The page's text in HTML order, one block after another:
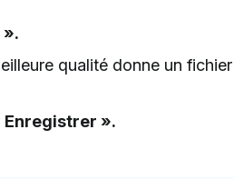
».
qualité donne un fichier
Enregistrer ».